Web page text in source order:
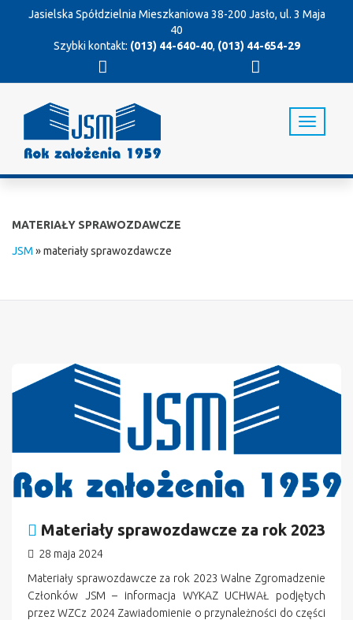
Jasielska Spółdzielnia Mieszkaniowa 38-200 Jasło, ul. 3 Maja
40
Szybki kontakt: (013) 44-640-40, (013) 44-654-29
T
o
MATERIAŁY SPRAWOZDAWCZE
JSM »materiały sprawozdawcze
Materiały sprawozdawcze za rok 2023
28 maja 2024
Materiały sprawozdawcze za rok 2023 Walne Zgromadzenie
Członków JSM – informacja WYKAZ UCHWAŁ podjętych
przez WZCz 2024 Zawiadomienie o przynależności do części